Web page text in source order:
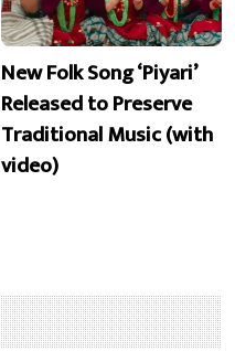
New Folk Song ‘Piyari’
Released to Preserve
Traditional Music (with
video)